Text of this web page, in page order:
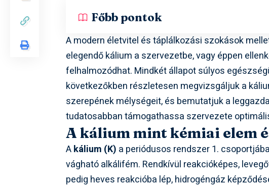
Főbb pontok
A modern életvitel és táplálkozási szokások
elegendő kálium a szervezetbe, vagy éppen
felhalmozódhat. Mindkét állapot súlyos
következőkben részletesen megvizsgáljuk a
szerepének mélységeit, és bemutatjuk a
tudatosabban támogathassa szervezete
A kálium mint kémiai elem
Akálium (K) a periódusos rendszer 1.
vágható alkálifém. Rendkívül reakcióképes,
pedig heves reakcióba lép, hidrogéngáz